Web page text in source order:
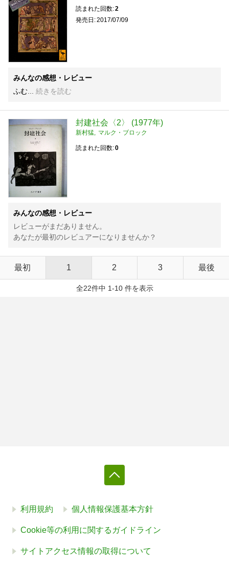
読まれた回数 2
発売日 2017/07/09
みんなの感想・レビュー
ふむ
続きを読む
封建社会〈2〉 (1977年)
新村猛 マルク・ブロック
読まれた回数 0
みんなの感想・レビュー
レビューがまだありません。
あなたが最初のレビュアーになりませんか？
最初 1 2 3 最後
全22件中 1-10 件を表示
利用規約 個人情報保護基本方針
Cookie等の利用に関するガイドライン
サイトアクセス情報の取得について